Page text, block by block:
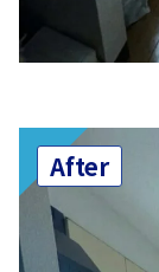
After